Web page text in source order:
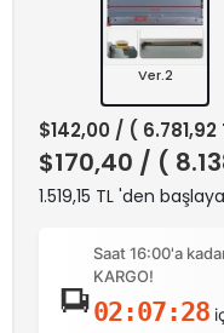
Ver.2
$142,00 / ( 6.781,92
$170,40 / (
1.519,15 TL 'den
Saat 16:00'a
KARGO!
02:07:28